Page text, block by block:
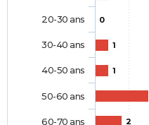
0
1
1
2
20-30 ans
30-40 ans
40-50 ans
50-60 ans
60-70 ans